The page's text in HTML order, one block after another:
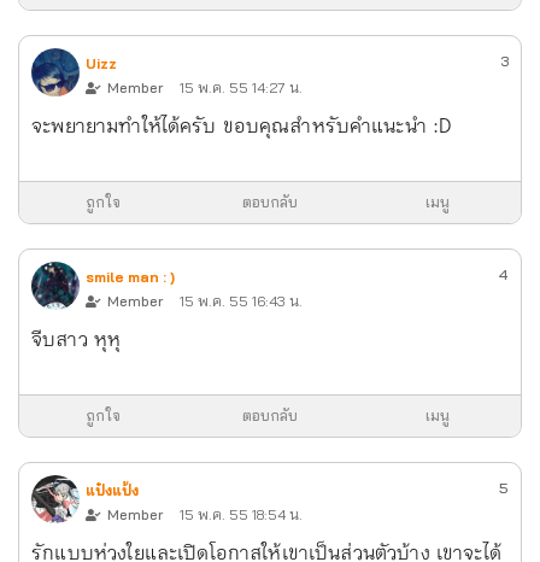
Uizz
Member
15 พ.ค. 55 14:27 น.
3
จะพยายามทำให้ได้ครับ ขอบคุณสำหรับคำแนะนำ :D
ถูกใจ ตอบกลับ เมนู
smile man : )
Member
15 พ.ค. 55 16:43 น.
4
จีบสาว หุหุ
ถูกใจ ตอบกลับ เมนู
แป๋งแป้ง
Member
15 พ.ค. 55 18:54 น.
5
รักแบบห่วงใยและเปิดโอกาสให้เขาเป็นส่วนตัวบ้าง เขาจะได้